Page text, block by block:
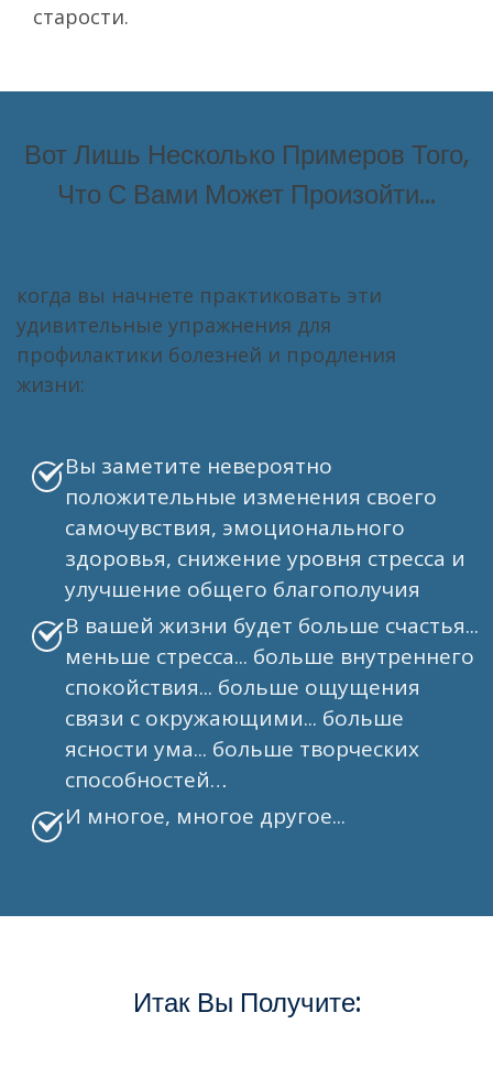
старости.
Вот Лишь Несколько Примеров Того,
Что С Вами Может Произойти...
когда вы начнете практиковать эти
удивительные упражнения для
профилактики болезней и продления
жизни:
Вы заметите невероятно
положительные изменения своего
самочувствия, эмоционального
здоровья, снижение уровня стресса и
улучшение общего благополучия
В вашей жизни будет больше счастья...
меньше стресса... больше внутреннего
спокойствия... больше ощущения
связи с окружающими... больше
ясности ума... больше творческих
способностей…
И многое, многое другое...
Итак Вы Получите: